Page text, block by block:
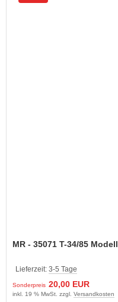
MR - 35071 T-34/85
Lieferzeit: 3-5 Tage
Sonderpreis 20,00 EUR
inkl. 19 % MwSt. zzgl. Versandkosten